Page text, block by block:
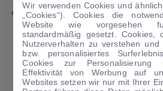
Seat Ibiza
FR 1.0 TSI 7-Gang DSG Virtual
34.166 km· 11/2023·· Benzin·Automatik
Finanzierung
Wir verwenden Cookies und
„Cookies“). Cookies die
Website wie vorgesehen
standardmäßig gesetzt. Cookies,
Nutzerverhalten zu verstehen
bzw. personalisiertes
Cookies zur
Effektivität von Werbung auf
Websites setzen wir nur mit Ihrer